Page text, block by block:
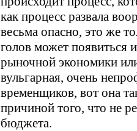
как процесс развала
весьма опасно, это же
голов может появиться
рыночной экономики
вульгарная, очень
временщиков, вот она
причиной того, что не
бюджета.